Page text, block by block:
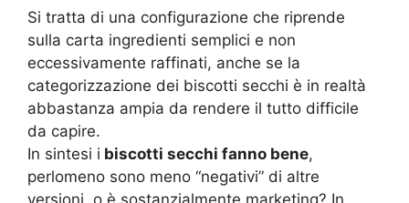
Si tratta di una configurazione che riprende
sulla carta ingredienti semplici e non
eccessivamente raffinati, anche se la
categorizzazione dei biscotti secchi è in realtà
abbastanza ampia da rendere il tutto difficile
da capire.
In sintesi i biscotti secchi fanno bene,
perlomeno sono meno “negativi” di altre